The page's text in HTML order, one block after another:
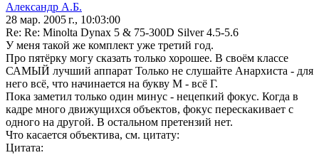
Александр А.Б.
28 мар. 2005 г., 10:03:00
Re: Re: Minolta Dynax 5 & 75-300D Silver 4.5-5.6
У меня такой же комплект уже третий год.
Про пятёрку могу сказать только хорошее. В своём классе
САМЫЙ лучший аппарат Только не слушайте Анархиста - для
него всё, что начинается на букву М - всё Г.
Пока заметил только один минус - нецепкий фокус. Когда в
кадре много движущихся объектов, фокус перескакивает с
одного на другой. В остальном претензий нет.
Что касается объектива, см. цитату:
Цитата: